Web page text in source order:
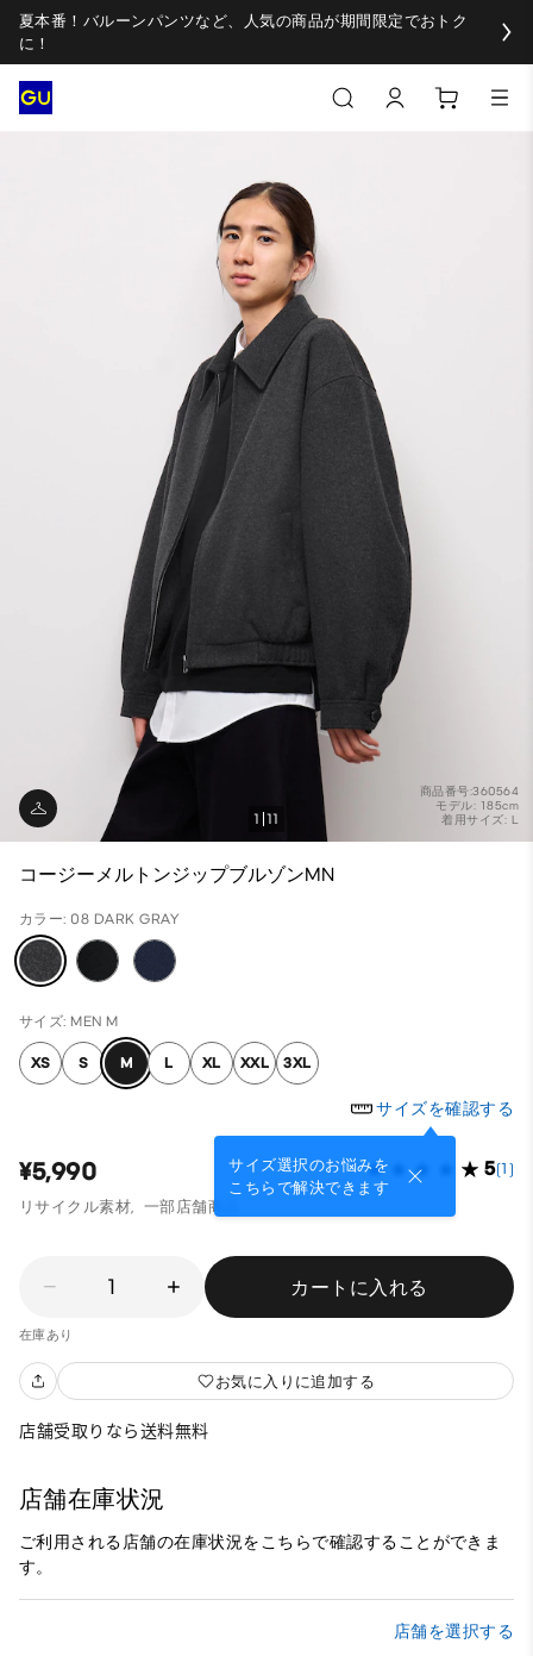
夏本番！バルーンパンツなど、人気の商品が期間限定でおトク
に！
商品番号:360564
モデル: 185cm
着用サイズ: L
1 11
コージーメルトンジップブルゾンMN
カラー: 08 DARK GRAY
サイズ: MEN M
XS S M L XL XXL 3XL
サイズを確認する
サイズ選択のお悩みを
こちらで解決できます
¥5,990 5(1)
リサイクル素材, 一部店舗商品
1 カートに入れる
在庫あり
お気に入りに追加する
店舗受取りなら送料無料
店舗在庫状況
ご利用される店舗の在庫状況をこちらで確認することができま
す。
店舗を選択する